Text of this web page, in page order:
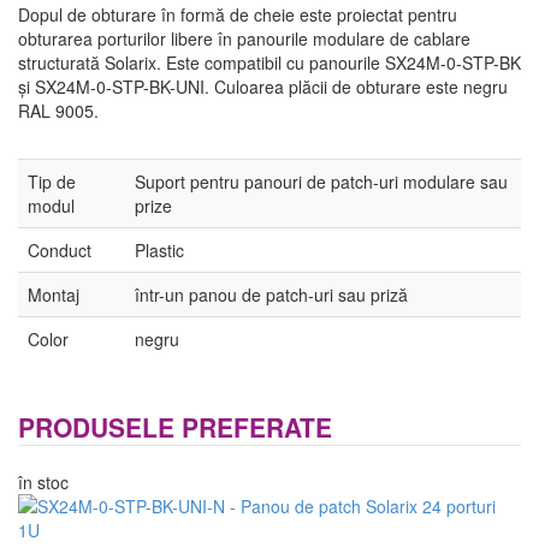
Dopul de obturare în formă de cheie este proiectat pentru
obturarea porturilor libere în panourile modulare de cablare
structurată Solarix. Este compatibil cu panourile SX24M-0-STP-BK
și SX24M-0-STP-BK-UNI. Culoarea plăcii de obturare este negru
RAL 9005.
Tip de
modul
Suport pentru panouri de patch-uri modulare sau
prize
Conduct
Plastic
Montaj
într-un panou de patch-uri sau priză
Color
negru
PRODUSELE PREFERATE
în stoc